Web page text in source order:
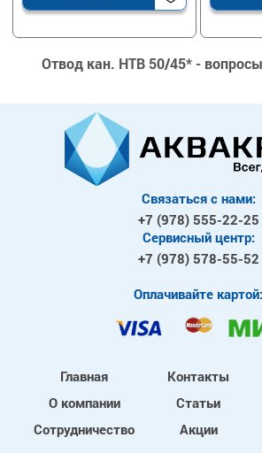
Отвод кан. HTB 50/45* -
Связаться с нами:
+7 (978) 555-22-25
Сервисный центр:
+7 (978) 578-55-52
Оплачивайте картой:
Главная
О компании
Сотрудничество
Контакты
Статьи
Акции